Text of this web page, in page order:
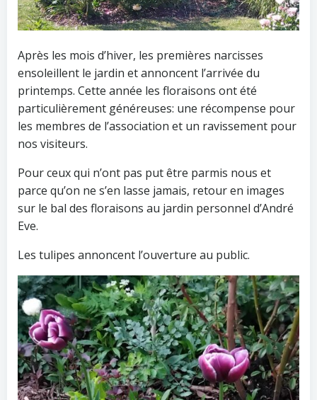
Après les mois d’hiver, les premières narcisses
ensoleillent le jardin et annoncent l’arrivée du
printemps. Cette année les floraisons ont été
particulièrement généreuses: une récompense pour
les membres de l’association et un ravissement pour
nos visiteurs.
Pour ceux qui n’ont pas put être parmis nous et
parce qu’on ne s’en lasse jamais, retour en images
sur le bal des floraisons au jardin personnel d’André
Eve.
Les tulipes annoncent l’ouverture au public.